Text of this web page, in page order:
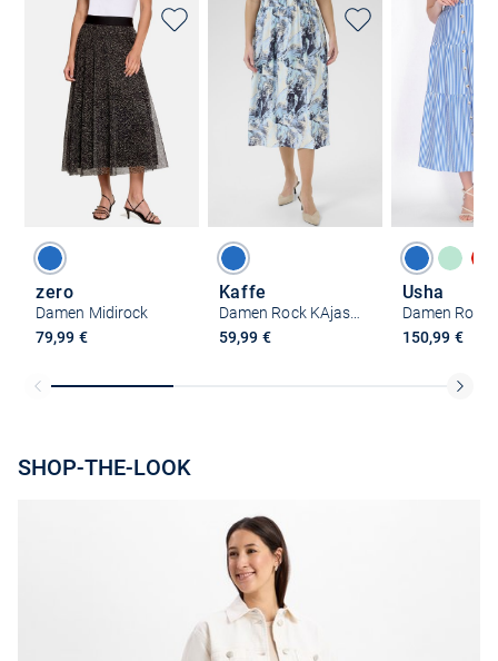
zero
Damen Midirock
79,99 €
Kaffe
Damen Rock KAjasmin
59,99 €
Usha
Damen Rock
150,99 €
SHOP-THE-LOOK